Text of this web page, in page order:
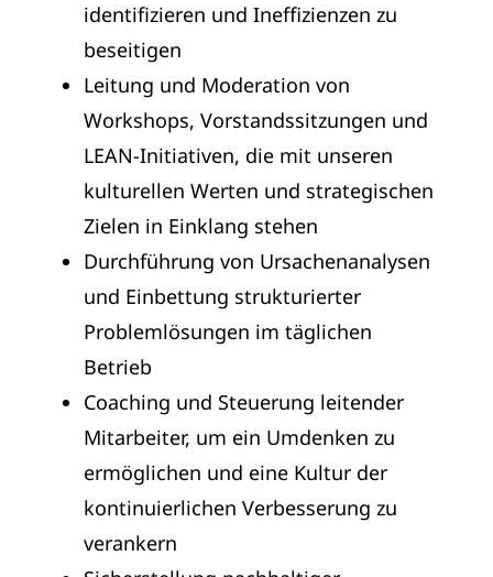
identifizieren und Ineffizienzen zu
beseitigen
Leitung und Moderation von
Workshops, Vorstandssitzungen und
LEAN-Initiativen, die mit unseren
kulturellen Werten und strategischen
Zielen in Einklang stehen
Durchführung von Ursachenanalysen
und Einbettung strukturierter
Problemlösungen im täglichen
Betrieb
Coaching und Steuerung leitender
Mitarbeiter, um ein Umdenken zu
ermöglichen und eine Kultur der
kontinuierlichen Verbesserung zu
verankern